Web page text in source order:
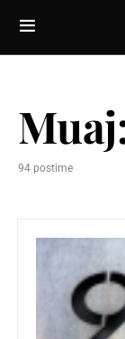
94 postime